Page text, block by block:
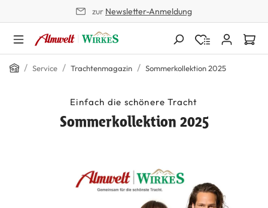
zur Newsletter-Anmeldung
Home
/ Service / Trachtenmagazin / Sommerkollektion 2025
Einfach die schönere Tracht
Sommerkollektion 2025